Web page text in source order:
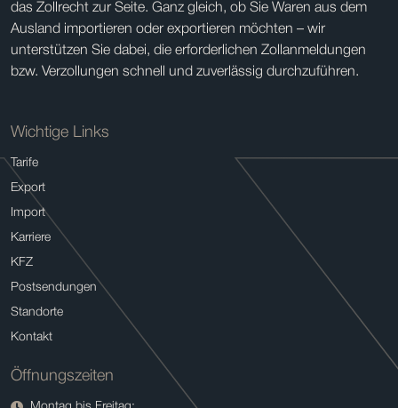
das Zollrecht zur Seite. Ganz gleich, ob Sie Waren aus dem
Ausland importieren oder exportieren möchten – wir
unterstützen Sie dabei, die erforderlichen Zollanmeldungen
bzw. Verzollungen schnell und zuverlässig durchzuführen.
Wichtige Links
Tarife
Export
Import
Karriere
KFZ
Postsendungen
Standorte
Kontakt
Öffnungszeiten